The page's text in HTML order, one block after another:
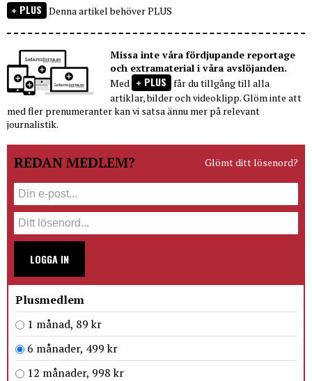
PLUS Denna artikel behöver PLUS
Missa inte våra fördjupande reportage
och extramaterial i våra avslöjanden.
Med
PLUS får du tillgång till alla
artiklar, bilder och videoklipp. Glöm inte att
med fler prenumeranter kan vi satsa ännu mer på relevant
journalistik.
REDAN MEDLEM? Glömt ditt lösenord?
LOGGA IN
Plusmedlem
1 månad, 89 kr
6 månader, 499 kr
12 månader, 998 kr